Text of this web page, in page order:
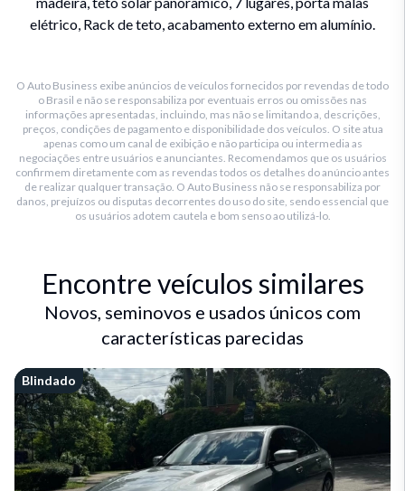
elétrico, Rack de teto, acabamento externo em alumínio.
O Auto Business exibe anúncios de veículos fornecidos por revendas de todo
o Brasil e não se responsabiliza por eventuais erros ou omissões nas
informações apresentadas, incluindo, mas não se limitando a, descrições,
preços, condições de pagamento e disponibilidade dos veículos. O site atua
apenas como um canal de exibição e não participa ou intermedia as
negociações entre usuários e anunciantes. Recomendamos que os usuários
confirmem diretamente com as revendas todos os detalhes do anúncio antes
de realizar qualquer transação. O Auto Business não se responsabiliza por
danos, prejuízos ou disputas decorrentes do uso do site, sendo essencial que
os usuários adotem cautela e bom senso ao utilizá-lo.
Encontre veículos similares
Novos, seminovos e usados únicos com
características parecidas
Blindado